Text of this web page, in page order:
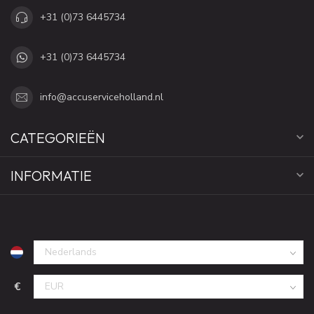
+31 (0)73 6445734
+31 (0)73 6445734
info@accuserviceholland.nl
CATEGORIEËN
INFORMATIE
€